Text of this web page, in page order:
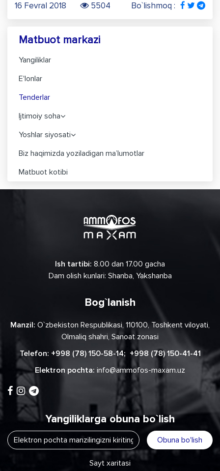
16 Fevral 2018 5504 Bo`lishmoq :
Matbuot markazi
Yangiliklar
E'lonlar
Tenderlar
Ijtimoiy soha
Yoshlar siyosati
Biz haqimizda yoziladigan ma’lumotlar
Matbuot kotibi
Ish tartibi: 8.00 dan 17.00 gacha
Dam olish kunlari: Shanba, Yakshanba
Bog`lanish
Manzil: O`zbekiston Respublikasi, 110100, Toshkent viloyati,
Olmaliq shahri, Sanoat zonasi
Telefon: +998 (78) 150-58-14; +998 (78) 150-41-41
Elektron pochta: info@ammofos-maxam.uz
Yangiliklarga obuna bo`lish
Obuna bo'lish
Sayt xaritasi